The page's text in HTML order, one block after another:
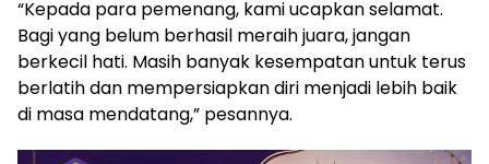
“Kepada para pemenang, kami ucapkan selamat.
Bagi yang belum berhasil meraih juara, jangan
berkecil hati. Masih banyak kesempatan untuk terus
berlatih dan mempersiapkan diri menjadi lebih baik
di masa mendatang,” pesannya.